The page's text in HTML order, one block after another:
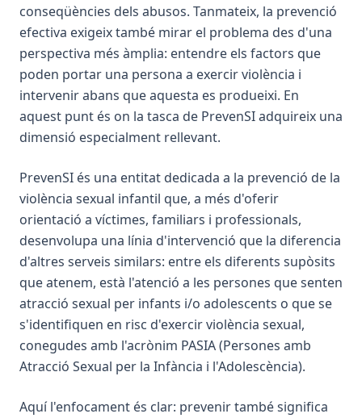
conseqüències dels abusos. Tanmateix, la prevenció
efectiva exigeix també mirar el problema des d'una
perspectiva més àmplia: entendre els factors que
poden portar una persona a exercir violència i
intervenir abans que aquesta es produeixi. En
aquest punt és on la tasca de PrevenSI adquireix una
dimensió especialment rellevant.
PrevenSI és una entitat dedicada a la prevenció de la
violència sexual infantil que, a més d'oferir
orientació a víctimes, familiars i professionals,
desenvolupa una línia d'intervenció que la diferencia
d'altres serveis similars: entre els diferents supòsits
que atenem, està l'atenció a les persones que senten
atracció sexual per infants i/o adolescents o que se
s'identifiquen en risc d'exercir violència sexual,
conegudes amb l'acrònim PASIA (Persones amb
Atracció Sexual per la Infància i l'Adolescència).
Aquí l'enfocament és clar: prevenir també significa